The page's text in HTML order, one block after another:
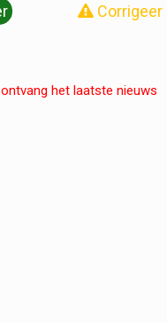
Corrigeer
het laatste nieuws